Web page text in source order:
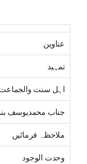
عناوین
تمہید
اہل سنت
جناب محمدیوسف
ملاحظہ فرمائیں
وحدت الوجود